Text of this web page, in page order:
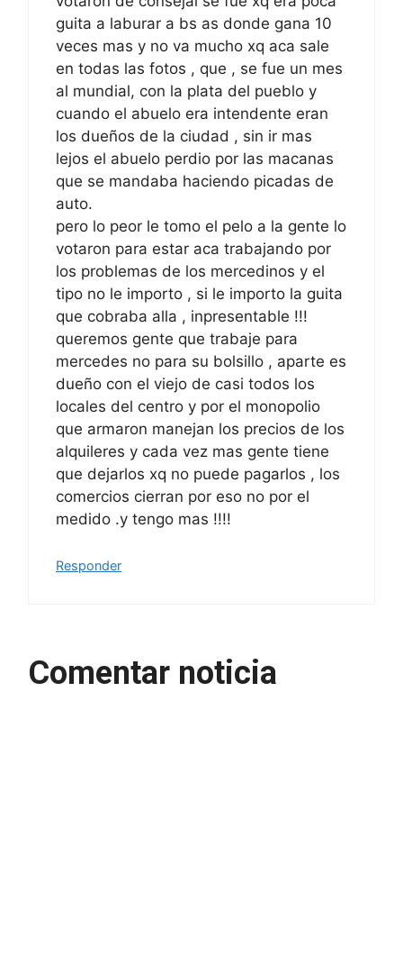
guita a laburar a bs as donde gana 10
veces mas y no va mucho xq aca sale
en todas las fotos , que , se fue un mes
al mundial, con la plata del pueblo y
cuando el abuelo era intendente eran
los dueños de la ciudad , sin ir mas
lejos el abuelo perdio por las macanas
que se mandaba haciendo picadas de
auto.
pero lo peor le tomo el pelo a la gente lo
votaron para estar aca trabajando por
los problemas de los mercedinos y el
tipo no le importo , si le importo la guita
que cobraba alla , inpresentable !!!
queremos gente que trabaje para
mercedes no para su bolsillo , aparte es
dueño con el viejo de casi todos los
locales del centro y por el monopolio
que armaron manejan los precios de los
alquileres y cada vez mas gente tiene
que dejarlos xq no puede pagarlos , los
comercios cierran por eso no por el
medido .y tengo mas !!!!
Responder
Comentar noticia